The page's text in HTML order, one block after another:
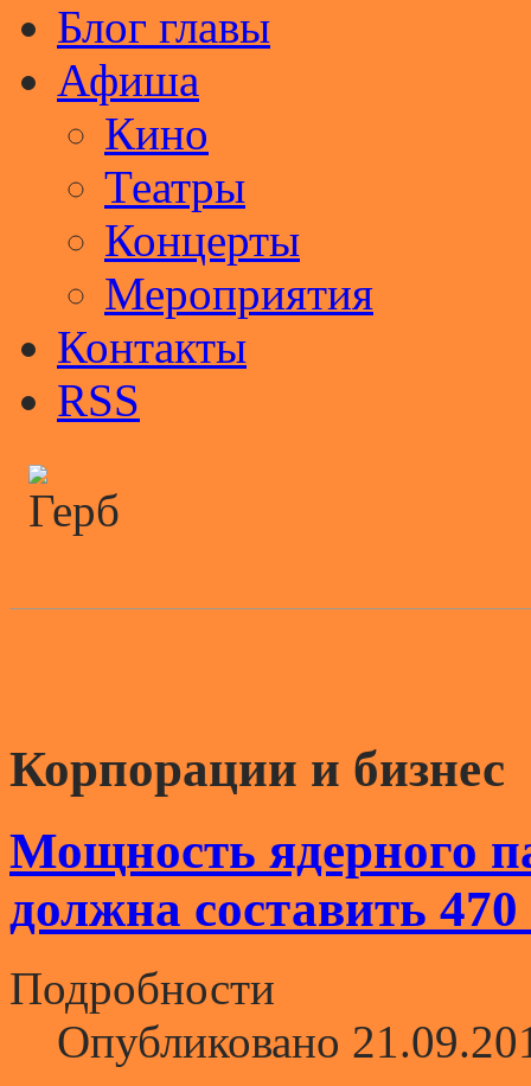
Блог главы
Афиша
Кино
Театры
Концерты
Мероприятия
Контакты
RSS
Корпорации и бизнес
Мощность ядерного
должна составить
Подробности
Опубликовано